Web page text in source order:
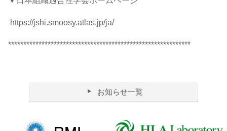
https://jshi.smoosy.atlas.jp/ja/
************************************************************
お知らせ一覧